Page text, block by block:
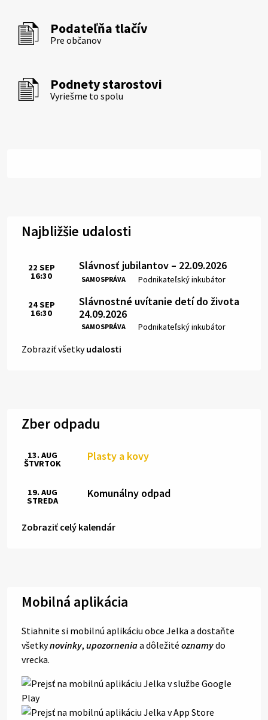
Podateľňa tlačív
Pre občanov
Podnety starostovi
Vyriešme to spolu
Najbližšie udalosti
Slávnosť jubilantov – 22.09.2026
SAMOSPRÁVA Miesto:
Podnikateľský inkubátor
Čas:
22 SEP
16:30
Slávnostné uvítanie detí do života
24.09.2026
SAMOSPRÁVA Miesto:
Podnikateľský inkubátor
Čas:
24SEP
16:30
Zobraziť všetkyudalosti
Zber odpadu
Plasty a kovy
13. AUG
ŠTVRTOK
Komunálny odpad
19. AUG
STREDA
Zobraziť celý kalendár
Mobilná aplikácia
Stiahnite si mobilnú aplikáciu obce Jelka a dostaňte
všetkynovinky, upozorneniaa dôležité oznamydo
vrecka.